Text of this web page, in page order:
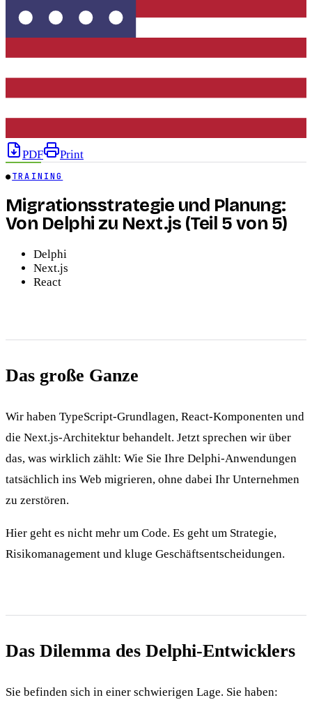
PDF Print
●TRAINING
Migrationsstrategie und Planung:
Von Delphi zu Next.js (Teil 5 von 5)
Delphi
Next.js
React
Das große Ganze
Wir haben TypeScript-Grundlagen, React-Komponenten und
die Next.js-Architektur behandelt. Jetzt sprechen wir über
das, was wirklich zählt: Wie Sie Ihre Delphi-Anwendungen
tatsächlich ins Web migrieren, ohne dabei Ihr Unternehmen
zu zerstören.
Hier geht es nicht mehr um Code. Es geht um Strategie,
Risikomanagement und kluge Geschäftsentscheidungen.
Das Dilemma des Delphi-Entwicklers
Sie befinden sich in einer schwierigen Lage. Sie haben: